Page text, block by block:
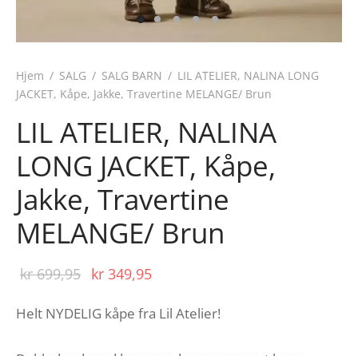
Hjem / SALG / SALG BARN / LIL ATELIER, NALINA LONG
JACKET, Kåpe, Jakke, Travertine MELANGE/ Brun
LIL ATELIER, NALINA
LONG JACKET, Kåpe,
Jakke, Travertine
MELANGE/ Brun
kr699,95 Opprinnelig
kr 699,95.
kr 349,95
kr 349,95.
Helt NYDELIG kåpe fra Lil Atelier!